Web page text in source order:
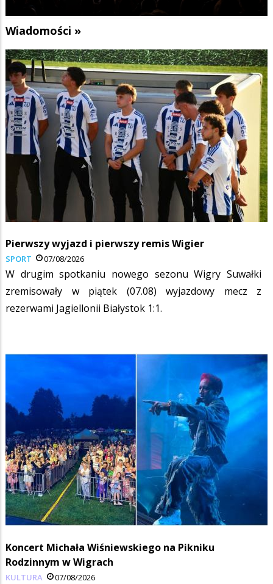
Wiadomości »
Pierwszy wyjazd i pierwszy remis Wigier
SPORT 07/08/2026
W drugim spotkaniu nowego sezonu Wigry Suwałki
zremisowały w piątek (07.08) wyjazdowy mecz z
rezerwami Jagiellonii Białystok 1:1.
Koncert Michała Wiśniewskiego na Pikniku
Rodzinnym w Wigrach
KULTURA 07/08/2026